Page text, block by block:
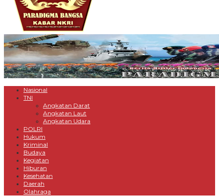
Nasional
TNI
Angkatan Darat
Angkatan Laut
Angkatan Udara
POLRI
Hukum
Kriminal
Budaya
Kegiatan
Hiburan
Kesehatan
Daerah
Olahraga